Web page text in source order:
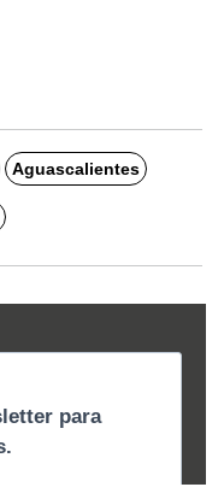
Aguascalientes